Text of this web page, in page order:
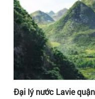
Đại lý nước Lavie